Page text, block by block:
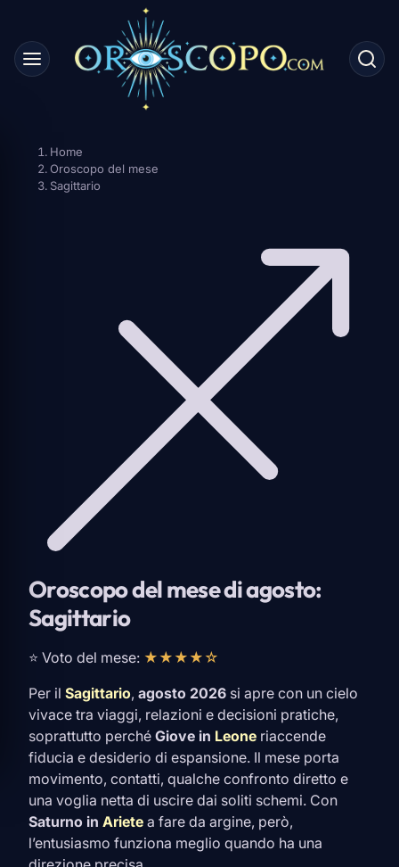
content
Home
Oroscopo del mese
Sagittario
Oroscopo del mese di agosto:
Sagittario
⭐ Voto del mese: ★★★★☆
Per il Sagittario, agosto 2026 si apre con un cielo
vivace tra viaggi, relazioni e decisioni pratiche,
soprattutto perché Giove in Leone riaccende
fiducia e desiderio di espansione. Il mese porta
movimento, contatti, qualche confronto diretto e
una voglia netta di uscire dai soliti schemi. Con
Saturno in Ariete a fare da argine, però,
l’entusiasmo funziona meglio quando ha una